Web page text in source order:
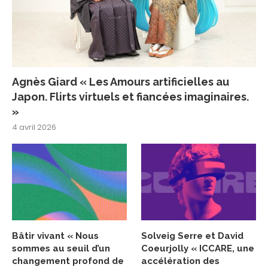
Agnès Giard « Les Amours artificielles au
Japon. Flirts virtuels et fiancées imaginaires.
»
4 avril 2026
Bâtir vivant « Nous
sommes au seuil d’un
changement profond de
Solveig Serre et David
Coeurjolly « ICCARE, une
accélération des